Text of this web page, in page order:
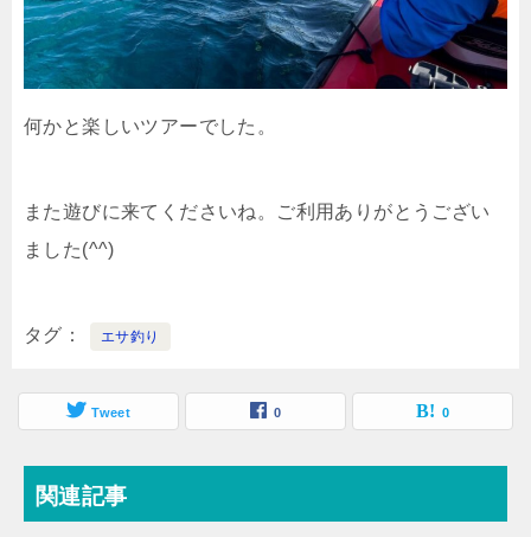
何かと楽しいツアーでした。
また遊びに来てくださいね。ご利用ありがとうござい
ました(^^)
タグ エサ釣り
Tweet 0 0
関連記事